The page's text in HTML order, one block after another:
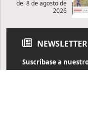
del 8 de agosto de
2026
NEWSLETTER
Suscríbase a
Reciba diariamente